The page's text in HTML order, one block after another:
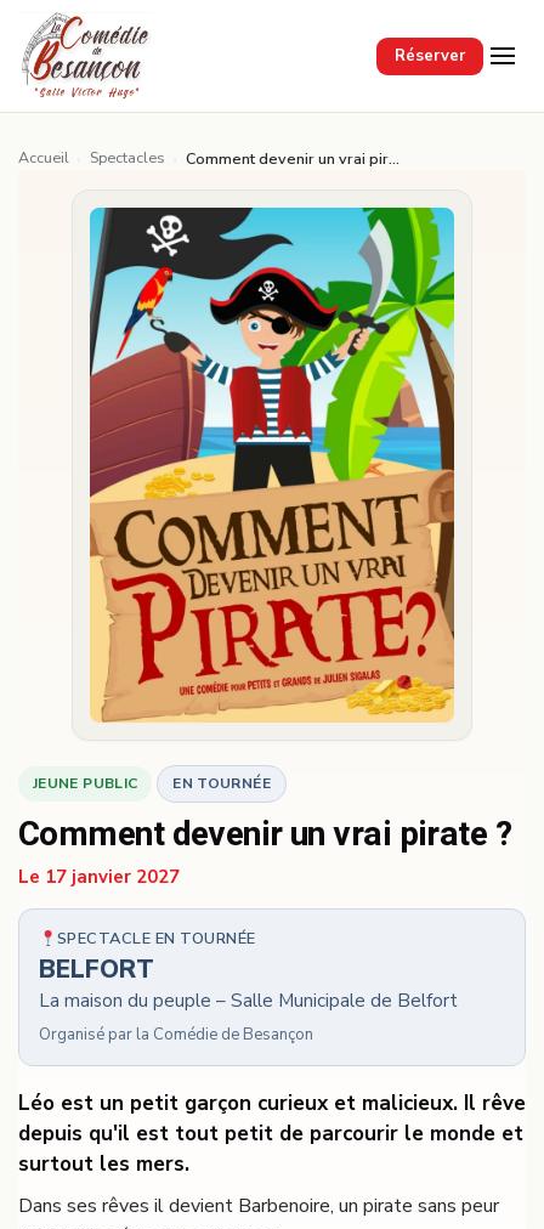
Réserver
Passer au contenu principal
Accueil Spectacles Comment devenir un vrai pirate ?
JEUNE PUBLIC EN TOURNÉE
Comment devenir un vrai pirate ?
Le 17 janvier 2027
SPECTACLE EN TOURNÉE
BELFORT
La maison du peuple – Salle Municipale de Belfort
Organisé par la Comédie de Besançon
Léo est un petit garçon curieux et malicieux. Il rêve
depuis qu'il est tout petit de parcourir le monde et
surtout les mers.
Dans ses rêves il devient Barbenoire, un pirate sans peur